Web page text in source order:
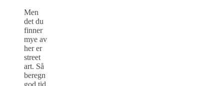
Men
det du
finner
mye av
her er
street
art. Så
beregn
god tid